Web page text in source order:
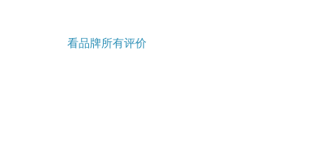
看品牌所有评价